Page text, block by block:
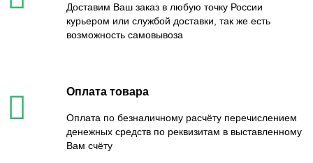
Доставим Ваш заказ в любую точку России
курьером или службой доставки, так же есть
возможность самовывоза
Оплата товара
Оплата по безналичному расчёту перечислением
денежных средств по реквизитам в выставленному
Вам счёту